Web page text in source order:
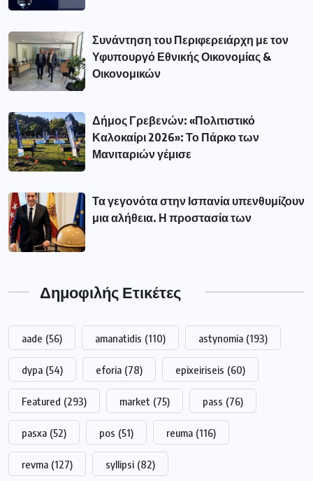
Συνάντηση του Περιφερειάρχη με τον
Υφυπουργό Εθνικής Οικονομίας &
Οικονομικών
Δήμος Γρεβενών: «Πολιτιστικό
Καλοκαίρι 2026»: Το Πάρκο των
Μανιταριών γέμισε
Τα γεγονότα στην Ισπανία υπενθυμίζουν
μια αλήθεια. Η προστασία των
Δημοφιλής Ετικέτες
aade (56) amanatidis (110) astynomia (193)
dypa (54) eforia (78) epixeiriseis (60)
Featured (293) market (75) pass (76)
pasxa (52) pos (51) reuma (116)
revma (127) syllipsi (82)